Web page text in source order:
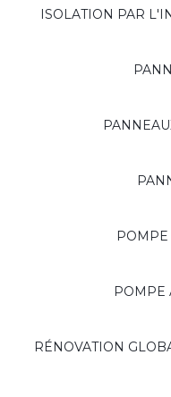
ISOLATION PAR
POMPE
RÉNOVATION